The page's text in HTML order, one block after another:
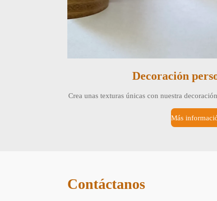
Decoración
Crea unas texturas únicas con nuestra
Más
Contáctanos